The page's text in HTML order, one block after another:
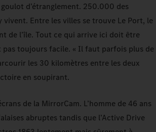
d’étranglement. 250.000 des
Entre les villes se trouve Le Port, le
de l’île. Tout ce qui arrive ici doit être
pas toujours facile. « Il faut parfois plus de
les 30 kilomètres entre les deux
en soupirant.
de la MirrorCam. L’homme de 46 ans
abruptes tandis que l’Active Drive